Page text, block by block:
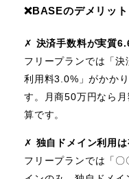
❌️BASEのデメリット
✗ 決済手数料が実質
フリープランでは「
利用料3.0%」がかか
す。月商50万円なら
算です。
✗ 独自ドメイン利用
フリープランでは「